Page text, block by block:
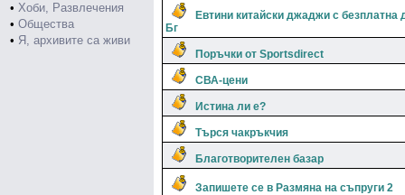
• Хоби, Развлечения
• Общества
• Я, архивите са живи
Евтини китайски джаджи с безплатна
Бг
Поръчки от Sportsdirect
СВА-цени
Истина ли е?
Търся чакръкчия
Благотворителен базар
Запишете се в Размяна на съпруги 2